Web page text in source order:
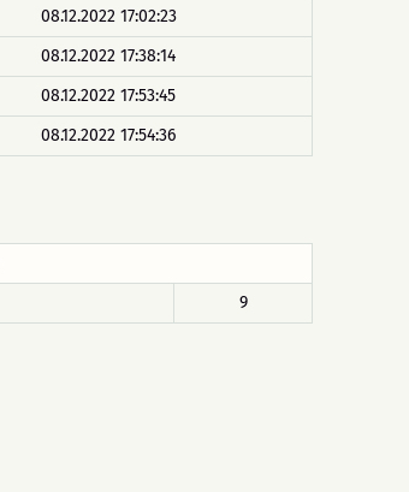
08.12.2022 17:02:23
08.12.2022 17:38:14
08.12.2022 17:53:45
08.12.2022 17:54:36
9